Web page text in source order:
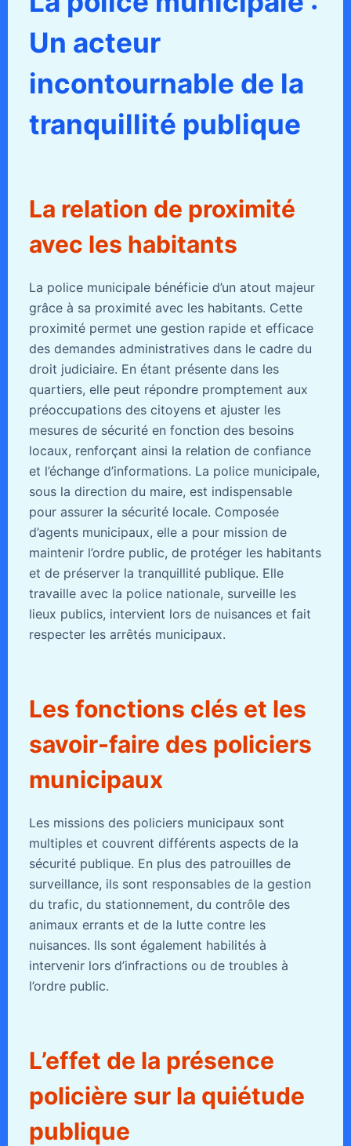
Un acteur
incontournable de la
tranquillité publique
La relation de proximité
avec les habitants
La police municipale bénéficie d’un atout majeur
grâce à sa proximité avec les habitants. Cette
proximité permet une gestion rapide et efficace
des demandes administratives dans le cadre du
droit judiciaire. En étant présente dans les
quartiers, elle peut répondre promptement aux
préoccupations des citoyens et ajuster les
mesures de sécurité en fonction des besoins
locaux, renforçant ainsi la relation de confiance
et l’échange d’informations. La police municipale,
sous la direction du maire, est indispensable
pour assurer la sécurité locale. Composée
d’agents municipaux, elle a pour mission de
maintenir l’ordre public, de protéger les habitants
et de préserver la tranquillité publique. Elle
travaille avec la police nationale, surveille les
lieux publics, intervient lors de nuisances et fait
respecter les arrêtés municipaux.
Les fonctions clés et les
savoir-faire des policiers
municipaux
Les missions des policiers municipaux sont
multiples et couvrent différents aspects de la
sécurité publique. En plus des patrouilles de
surveillance, ils sont responsables de la gestion
du trafic, du stationnement, du contrôle des
animaux errants et de la lutte contre les
nuisances. Ils sont également habilités à
intervenir lors d’infractions ou de troubles à
l’ordre public.
L’effet de la présence
policière sur la quiétude
publique